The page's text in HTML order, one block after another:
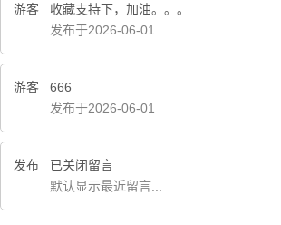
游客
收藏支持下，加油。。。
发布于2026-06-01
游客
666
发布于2026-06-01
发布
已关闭留言
默认显示最近留言...